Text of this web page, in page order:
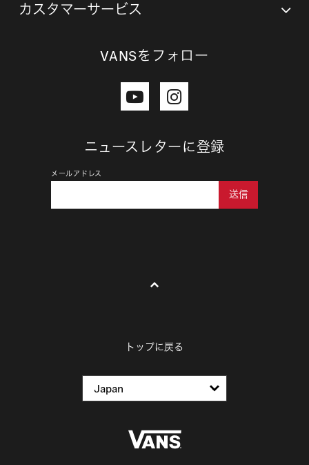
カスタマーサービス
VANSをフォロー
ニュースレターに登録
メールアドレス
送信
トップに戻る